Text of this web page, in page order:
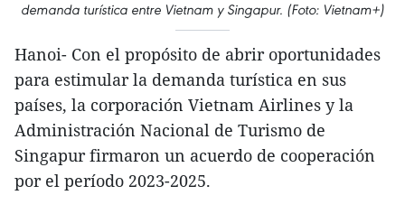
demanda turística entre Vietnam y Singapur. (Foto: Vietnam+)
Hanoi- Con el propósito de abrir oportunidades
para estimular la demanda turística en sus
países, la corporación Vietnam Airlines y la
Administración Nacional de Turismo de
Singapur firmaron un acuerdo de cooperación
por el período 2023-2025.